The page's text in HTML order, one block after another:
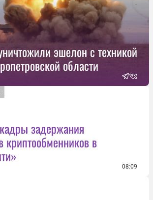
эшелон с техникой
области
задержания
криптообменников в
08:09